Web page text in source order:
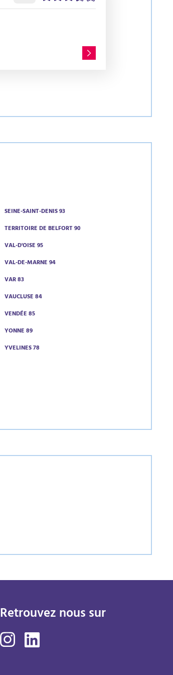
SEINE-SAINT-DENIS 93
TERRITOIRE DE BELFORT 90
VAL-D'OISE 95
VAL-DE-MARNE 94
VAR 83
VAUCLUSE 84
VENDÉE 85
YONNE 89
YVELINES 78
Retrouvez nous sur